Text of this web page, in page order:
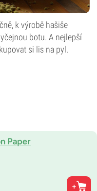
k výrobě hašiše
botu. A nejlepší
si lis na pyl.
Paper